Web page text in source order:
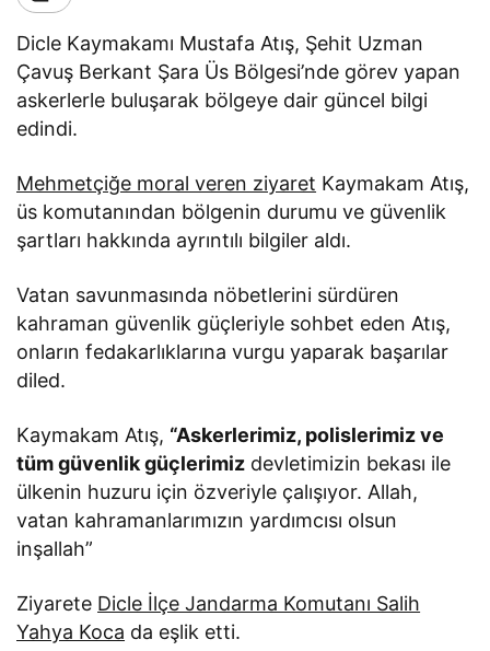
Dicle Kaymakamı Mustafa Atış, Şehit Uzman
Çavuş Berkant Şara Üs Bölgesi’nde görev yapan
askerlerle buluşarak bölgeye dair güncel bilgi
edindi.
Mehmetçiğe moral veren ziyaret Kaymakam Atış,
üs komutanından bölgenin durumu ve güvenlik
şartları hakkında ayrıntılı bilgiler aldı.
Vatan savunmasında nöbetlerini sürdüren
kahraman güvenlik güçleriyle sohbet eden Atış,
onların fedakarlıklarına vurgu yaparak başarılar
diled.
Kaymakam Atış, “Askerlerimiz, polislerimiz ve
tüm güvenlik güçlerimiz devletimizin bekası ile
ülkenin huzuru için özveriyle çalışıyor. Allah,
vatan kahramanlarımızın yardımcısı olsun
inşallah”
Ziyarete Dicle İlçe Jandarma Komutanı Salih
Yahya Koca da eşlik etti.